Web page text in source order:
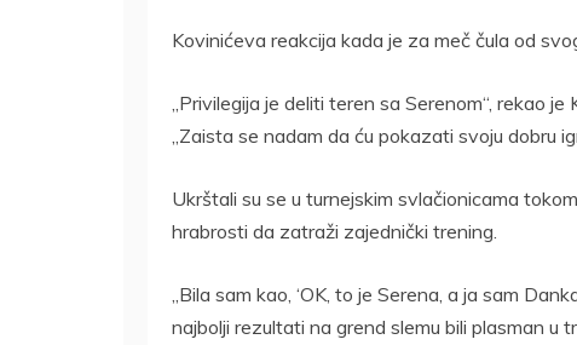
Kovinićeva reakcija kada je za meč čula od
„Privilegija je deliti teren sa Serenom“, rekao
„Zaista se nadam da ću pokazati svoju dobru
Ukrštali su se u turnejskim svlačionicama
hrabrosti da zatraži zajednički trening.
„Bila sam kao, ‘OK, to je Serena, a ja sam
najbolji rezultati na grend slemu bili plasman u